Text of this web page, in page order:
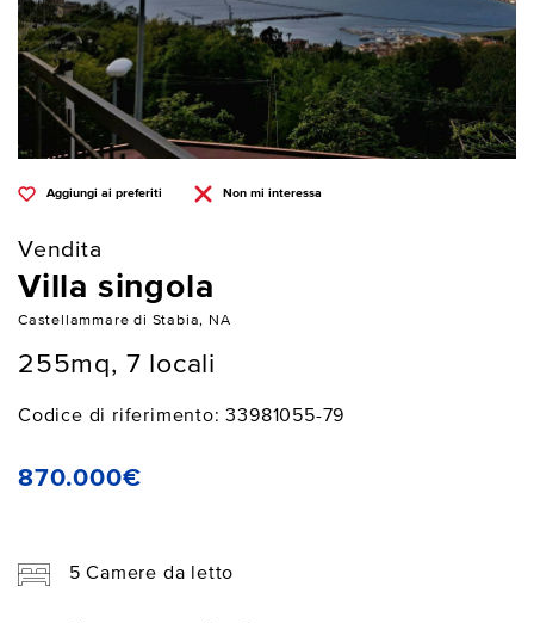
Aggiungi ai preferiti Non mi interessa
Vendita
Villa singola
Castellammare di Stabia, NA
255mq, 7 locali
Codice di riferimento: 33981055-79
870.000€
5 Camere da letto